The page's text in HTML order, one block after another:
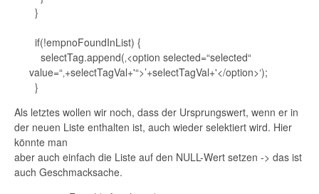
}
if(!empnoFoundInList) {
selectTag.append(‚<option selected=“selected“
value=“‚+selectTagVal+'“>’+selectTagVal+'</option>‘);
}
Als letztes wollen wir noch, dass der Ursprungswert, wenn er in
der neuen Liste enthalten ist, auch wieder selektiert wird. Hier
könnte man
aber auch einfach die Liste auf den NULL-Wert setzen -> das ist
auch Geschmacksache.